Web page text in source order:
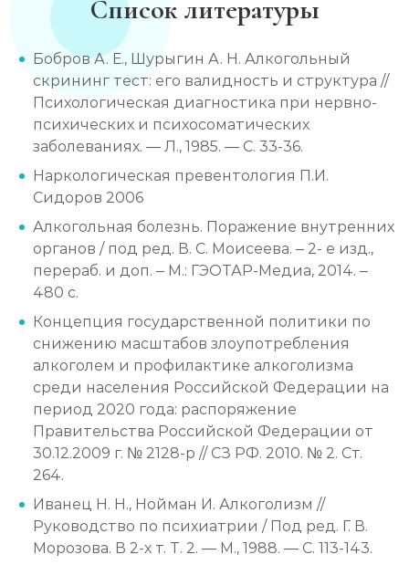
Список литературы
Бобров А. Е., Шурыгин А. Н. Алкогольный
скрининг тест: его валидность и структура //
Психологическая диагностика при нервно-
психических и психосоматических
заболеваниях. — Л., 1985. — С. 33-36.
Наркологическая превентология П.И.
Сидоров 2006
Алкогольная болезнь. Поражение внутренних
органов / под ред. В. С. Моисеева. – 2- е изд.,
перераб. и доп. – М.: ГЭОТАР-Медиа, 2014. –
480 с.
Концепция государственной политики по
снижению масштабов злоупотребления
алкоголем и профилактике алкоголизма
среди населения Российской Федерации на
период 2020 года: распоряжение
Правительства Российской Федерации от
30.12.2009 г. № 2128-р // СЗ РФ. 2010. № 2. Ст.
264.
Иванец Н. Н., Нойман И. Алкоголизм //
Руководство по психиатрии / Под ред. Г. В.
Морозова. В 2-х т. Т. 2. — М., 1988. — С. 113-143.